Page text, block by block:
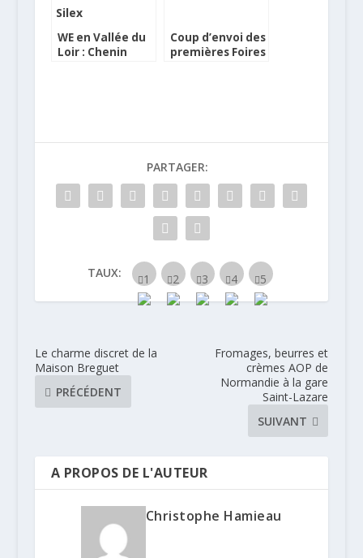
WE en Vallée du
Loir : Chenin
Coup d’envoi des
premières Foires
PARTAGER:
TAUX:
Le charme discret de la
Maison Breguet
PRÉCÉDENT
Fromages, beurres et
crèmes AOP de
Normandie à la gare
Saint-Lazare
SUIVANT
A PROPOS DE L'AUTEUR
Christophe Hamieau